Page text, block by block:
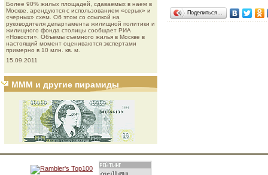
Более 90% жилых площадей, сдаваемых в наем в
Москве, арендуются с использованием «серых» и
«черных» схем. Об этом со ссылкой на
руководителя департамента жилищной политики и
жилищного фонда столицы сообщает РИА
«Новости». Объемы съемного жилья в Москве в
настоящий момент оцениваются экспертами
примерно в 10 млн. кв. м.
15.09.2011
МММ и другие пирамиды
Поделиться…